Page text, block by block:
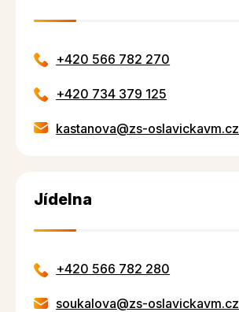
+420 566 782 270
+420 734 379 125
kastanova@zs-oslavickavm.cz
Jídelna
+420 566 782 280
soukalova@zs-oslavickavm.cz